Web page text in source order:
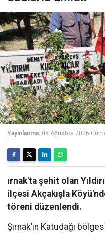
Yayınlanma: 08 Ağustos 2026
ırnak'ta şehit olan
ilçesi Akçakışla
töreni düzenlendi.
Şırnak’ın Katudağı